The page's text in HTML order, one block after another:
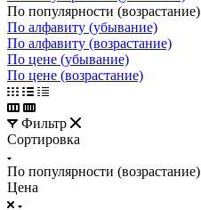
По популярности (возрастание)
По алфавиту (убывание)
По алфавиту (возрастание)
По цене (убывание)
По цене (возрастание)
Фильтр
Сортировка
По популярности (возрастание)
Цена